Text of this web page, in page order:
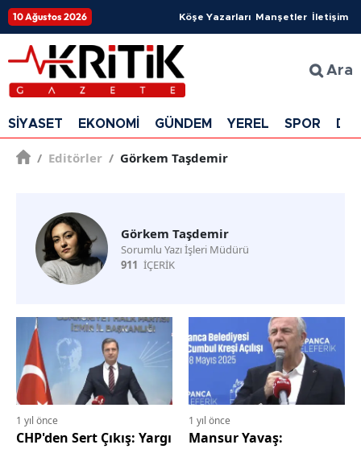
10 Ağustos 2026 Köşe Yazarları Manşetler İletişim
Ara
SİYASET EKONOMİ GÜNDEM YEREL SPOR
/ Editörler / Görkem Taşdemir
Görkem Taşdemir
Sorumlu Yazı İşleri Müdürü
911 İÇERİK
1 yıl önce
CHP'den Sert Çıkış: Yargı
1 yıl önce
Mansur Yavaş: